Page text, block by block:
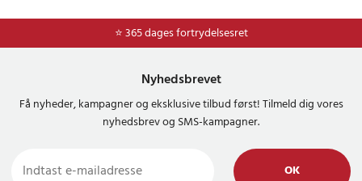
⭐ 365 dages fortrydelsesret
Nyhedsbrevet
Få nyheder, kampagner og eksklusive tilbud først! Tilmeld dig vores
nyhedsbrev og SMS-kampagner.
OK